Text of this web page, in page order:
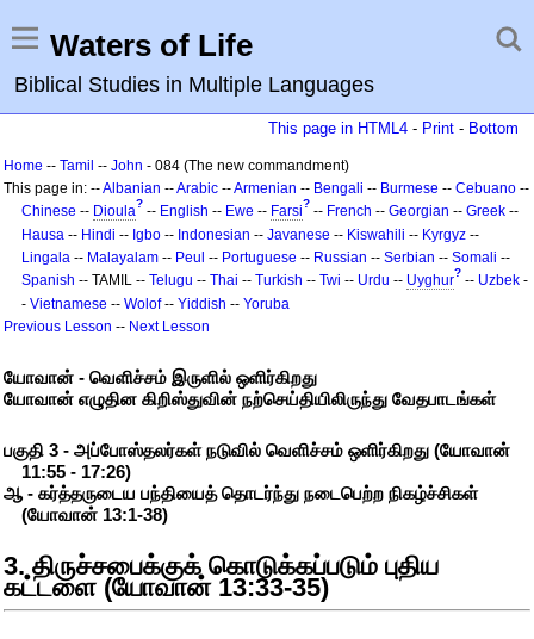
Waters of Life
Biblical Studies in Multiple Languages
This page in HTML4 - Print - Bottom
Home -- Tamil -- John - 084 (The new commandment)
This page in: --Albanian --Arabic --Armenian -- Bengali -- Burmese -- Cebuano --
Chinese -- Dioula? -- English -- Ewe -- Farsi? -- French -- Georgian -- Greek --
Hausa -- Hindi -- Igbo -- Indonesian -- Javanese -- Kiswahili -- Kyrgyz --
Lingala -- Malayalam -- Peul -- Portuguese -- Russian -- Serbian -- Somali --
Spanish -- TAMIL -- Telugu -- Thai -- Turkish -- Twi -- Urdu -- Uyghur? -- Uzbek -
- Vietnamese -- Wolof-- Yiddish -- Yoruba
Previous Lesson -- Next Lesson
யோவான் - வெளிச்சம் இருளில் ஒளிர்கிறது
யோவான் எழுதின கிறிஸ்துவின் நற்செய்தியிலிருந்து வேதபாடங்கள்
பகுதி 3 - அப்போஸ்தலர்கள் நடுவில் வெளிச்சம் ஒளிர்கிறது (யோவான்
11:55 - 17:26)
ஆ - கர்த்தருடைய பந்தியைத் தொடர்ந்து நடைபெற்ற நிகழ்ச்சிகள்
(யோவான் 13:1-38)
3. திருச்சபைக்குக் கொடுக்கப்படும் புதிய
கட்டளை (யோவான் 13:33-35)